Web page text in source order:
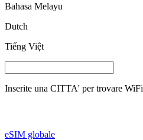
Bahasa Melayu
Dutch
Tiếng Việt
Inserite una CITTA' per trovare WiFi
eSIM globale